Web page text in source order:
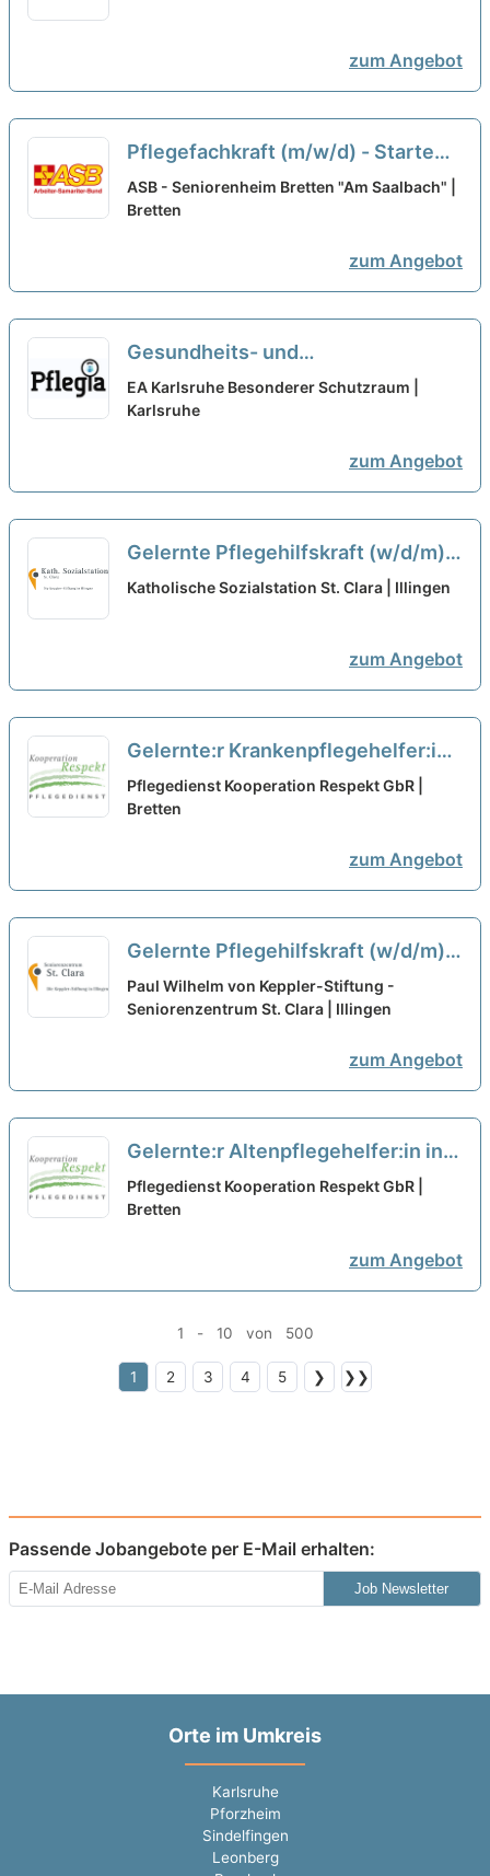
zum Angebot
Pflegefachkraft (m/w/d) - Starte
mit uns in eine gemeinsame
Zukunft!
ASB - Seniorenheim Bretten "Am Saalbach" |
Bretten
zum Angebot
Gesundheits- und
Krankenpfleger:in (m/w/d) –
Werden Sie Teil unseres Teams!
EA Karlsruhe Besonderer Schutzraum |
Karlsruhe
zum Angebot
Gelernte Pflegehilfskraft (w/d/m)
in Teilzeit (75%) - Hier macht
Katholische Sozialstation St. Clara | Illingen
zum Angebot
Gelernte:r Krankenpflegehelfer:in
in Teilzeit (20h) (m/w/d) – Wir
suchen Zuwachs in unserem Team!
Pflegedienst Kooperation Respekt GbR |
Bretten
zum Angebot
Gelernte Pflegehilfskraft (w/d/m)
in Teilzeit (80%) - Komm in unser
motiviertes Team, wenn Du Dein
Paul Wilhelm von Keppler-Stiftung -
Seniorenzentrum St. Clara | Illingen
zum Angebot
Gelernte:r Altenpflegehelfer:in in
Teilzeit (20h) (m/w/d) – Wir suchen
Zuwachs in unserem Team!
Pflegedienst Kooperation Respekt GbR |
Bretten
zum Angebot
1 - 10 von 500
1 2 3 4 5 ❯ ❯❯
Passende Jobangebote per E-Mail erhalten:
Job Newsletter
Orte im Umkreis
Karlsruhe
Pforzheim
Sindelfingen
Leonberg